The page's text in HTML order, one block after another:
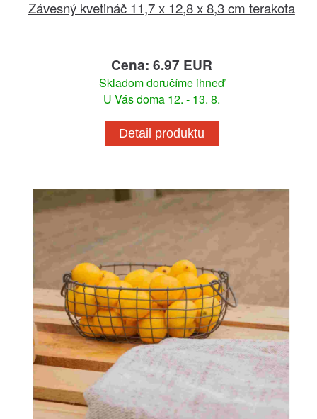
Závesný kvetináč 11,7 x 12,8 x 8,3 cm terakota
Cena: 6.97 EUR
Skladom doručíme ihneď
U Vás doma 12. - 13. 8.
Detail produktu